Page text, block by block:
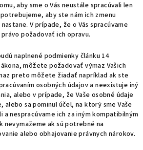
aby sme o Vás neustále spracúvali len
aby ste nám ich zmenu
V prípade, že o Vás spracúvame
požadovať ich opravu.
naplnené podmienky článku 14
môžete požadovať výmaz Vašich
preto môžete žiadať napríklad ak ste
osobných údajov a neexistuje iný
alebo v prípade, že Vaše osobné údaje
alebo sa pominul účel, na ktorý sme Vaše
a nespracúvame ich za iným kompatibilným
nevymažeme ak sú potrebné na
alebo obhajovanie právnych nárokov.